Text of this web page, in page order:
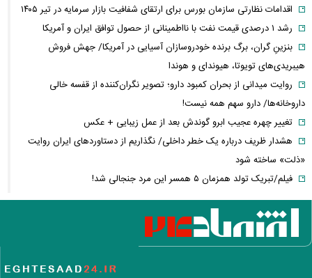
اقدامات نظارتی سازمان بورس برای ارتقای شفافیت بازار سرمایه در تیر ۱۴۰۵
رشد ۱ درصدی قیمت نفت با نااطمینانی از حصول توافق ایران و آمریکا
بنزینِ گران، برگ برنده خودروسازان آسیایی در آمریکا/ جهش فروش
هیبریدی‌های تویوتا، هیوندای و هوندا
روایت میدانی از بحران کمبود دارو؛ تصویر نگران‌کننده از قفسه خالی
داروخانه‌ها/ دارو سهم همه نیست!
تغییر چهره عجیب ابرو گوندش بعد از عمل زیبایی + عکس
هشدار ظریف درباره یک خطر داخلی/ نگذاریم از دستاوردهای ایران روایت
«ذلت» ساخته شود
فیلم/تبریک تولد همزمان ۵ همسر این مرد جنجالی شد!
این فیلم از علیرضا بیرانوند در صفحه فارسی AFC منتشر شد
فارن پالیسی: موضوع ایران در اختیار دولت آتی اسرائیل نیست/ اپوزیسیون،
این بار نتانیاهو را از پای در می‌آورند؟